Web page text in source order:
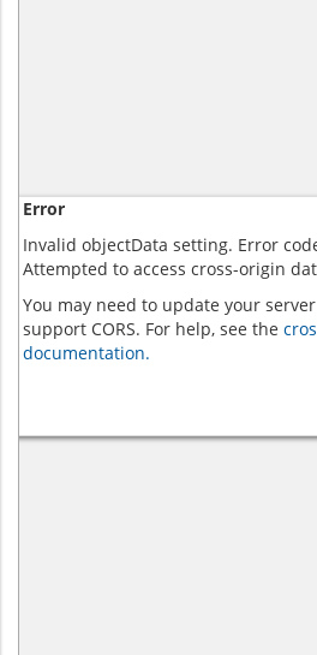
Error
Invalid objectData setting. Error
Attempted to access cross-origin
You may need to update your
support CORS. For help, see the
documentation.